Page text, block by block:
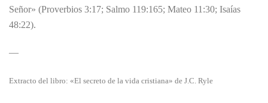
Señor» (Proverbios 3:17; Salmo 119:165; Mateo 11:30; Isaías
48:22).
—
Extracto del libro: «El secreto de la vida cristiana» de J.C. Ryle